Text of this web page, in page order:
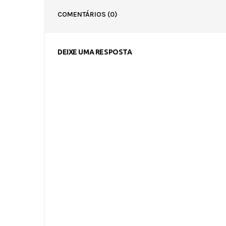
COMENTÁRIOS (0)
DEIXE UMA RESPOSTA